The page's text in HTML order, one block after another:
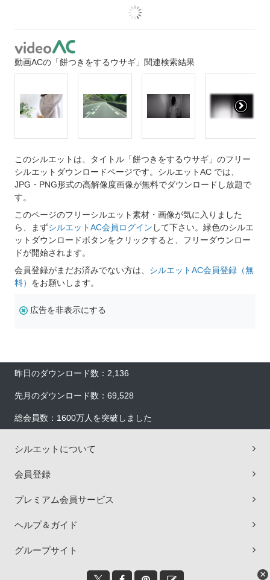
動画ACの「餅つきをするウサギ」関連検索結果
このシルエットは、タイトル「餅つきをするウサギ」のフリー
シルエットダウンロードページです。シルエットAC では、
JPG・PNG形式の高解像度画像が無料でダウンロードし放題で
す。
このページのフリーシルエット素材・画像が気に入りました
ら、まずシルエットAC会員ログイン して下さい。緑色のシルエ
ットダウンロードボタンをクリックすると、フリーダウンロー
ドが開始されます。
会員登録がまだお済みでない方は、 シルエットAC会員登録（無
料） をお願いします。
広告を非表示にする
昨日のダウンロード数：2,136
先月のダウンロード数：69,528
総会員数：1600万人を突破しました
シルエットについて
会員登録
プレミアム会員サービス
ヘルプ＆ガイド
グループサイト
×